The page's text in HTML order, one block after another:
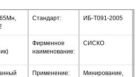
Стандарт: ИБ-Т091-2005
Фирменное
наименование:
СИСКО
Применение:
Минирование,